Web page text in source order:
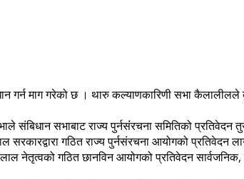
गर्न माग गरेको छ । थारु कल्याणकारिणी सभा कैलालीलले
सभाबाट राज्य पुर्नसंंरचना समितिको प्रतिवेदन
गठित राज्य पुर्नसंरचना आयोगको प्रतिवेदन
नेतृत्वको गठित छानविन आयोगको प्रतिवेदन सार्वजनिक,